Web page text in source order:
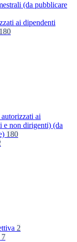
(da pubblicare
ai dipendenti
180
ai
e non dirigenti) (da
180
2
7